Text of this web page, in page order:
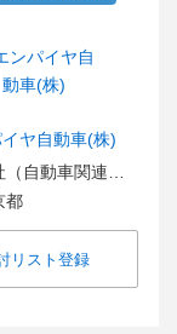
ヤ自動車(株)
都
リスト登録